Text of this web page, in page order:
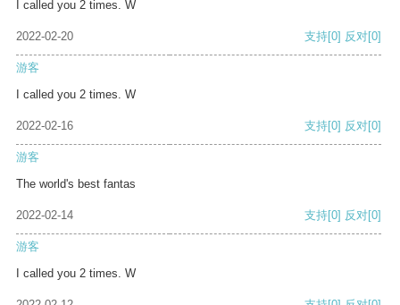
I called you 2 times. W
2022-02-20 支持[0] 反对[0]
游客
I called you 2 times. W
2022-02-16 支持[0] 反对[0]
游客
The world's best fantas
2022-02-14 支持[0] 反对[0]
游客
I called you 2 times. W